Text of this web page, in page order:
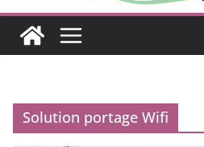
Solution portage Wifi